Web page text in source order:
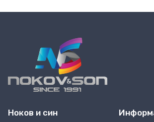
Ноков и син